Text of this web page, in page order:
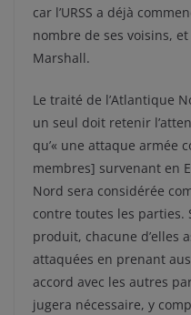
car l’URSS a déjà
nombre de ses voisins,
Marshall.
Le traité de l’Atlantique
un seul doit retenir
qu’« une attaque armée
membres] survenant en
Nord sera considérée
contre toutes les parties.
produit, chacune d’elles
attaquées en prenant
accord avec les autres
jugera nécessaire, y